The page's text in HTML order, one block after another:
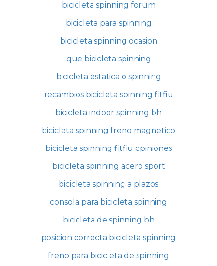
bicicleta spinning forum
bicicleta para spinning
bicicleta spinning ocasion
que bicicleta spinning
bicicleta estatica o spinning
recambios bicicleta spinning fitfiu
bicicleta indoor spinning bh
bicicleta spinning freno magnetico
bicicleta spinning fitfiu opiniones
bicicleta spinning acero sport
bicicleta spinning a plazos
consola para bicicleta spinning
bicicleta de spinning bh
posicion correcta bicicleta spinning
freno para bicicleta de spinning